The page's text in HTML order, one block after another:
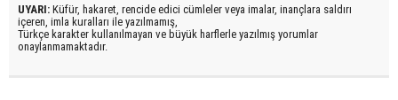
UYARI: Küfür, hakaret, rencide edici cümleler veya imalar, inançlara saldırı
içeren, imla kuralları ile yazılmamış,
Türkçe karakter kullanılmayan ve büyük harflerle yazılmış yorumlar
onaylanmamaktadır.